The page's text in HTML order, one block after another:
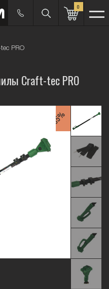
0
PRO
Craft-tec PRO
-35%